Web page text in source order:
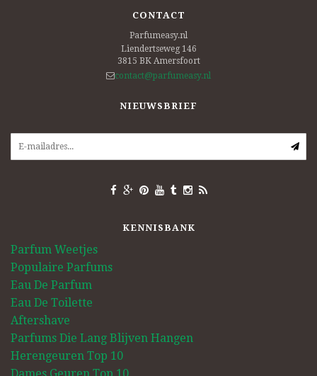
CONTACT
Parfumeasy.nl
Liendertseweg 146
3815 BK Amersfoort
contact@parfumeasy.nl
NIEUWSBRIEF
KENNISBANK
Parfum Weetjes
Populaire Parfums
Eau De Parfum
Eau De Toilette
Aftershave
Parfums Die Lang Blijven Hangen
Herengeuren Top 10